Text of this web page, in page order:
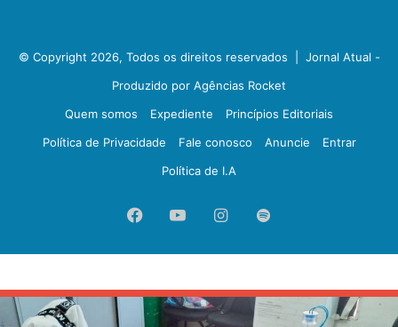
© Copyright 2026, Todos os direitos reservados | Jornal Atual -
Produzido por Agências Rocket
Quem somos
Expediente
Princípios Editoriais
Política de Privacidade
Fale conosco Anuncie
Entrar
Política de I.A
FacebookYouTubeInstagram
Spotify